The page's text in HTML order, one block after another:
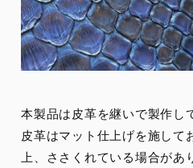
本製品は皮革を継いで製作し
皮革はマット仕上げを施して
上、ささくれている場合があ